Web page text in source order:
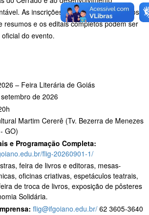
As inscrições gerais para ouvintes, os
resumos e os editais completos podem ser
do evento.
– Feira Literária de Goiás
de 2026
Martim Cererê (Tv. Bezerra de Menezes
GO)
e Programação Completa:
flig-20260901-1/
feira de livros e editoras, mesas-
oficinas criativas, espetáculos teatrais,
de troca de livros, exposição de pôsteres
Solidária.
flig@ifgoiano.edu.br/ 62 3605-3640